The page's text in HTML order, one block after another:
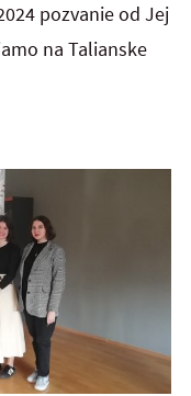
pozvanie od Jej
na Talianske